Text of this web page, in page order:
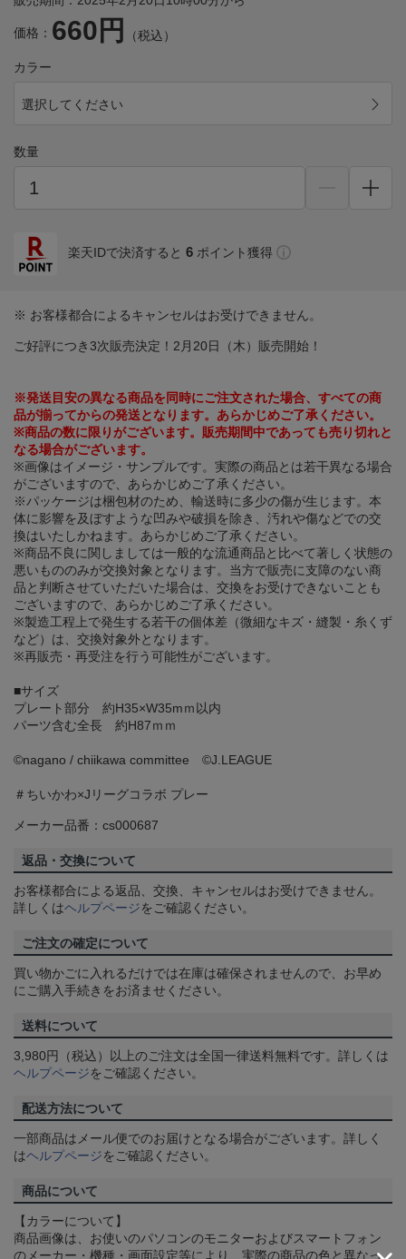
価格： 660円 （税込）
カラー
選択してください
数量
楽天IDで決済すると 6 ポイント獲得
※ お客様都合によるキャンセルはお受けできません。
ご好評につき3次販売決定！2月20日（木）販売開始！
※発送目安の異なる商品を同時にご注文された場合、すべての商
品が揃ってからの発送となります。あらかじめご了承ください。
※商品の数に限りがございます。販売期間中であっても売り切れと
なる場合がございます。
※画像はイメージ・サンプルです。実際の商品とは若干異なる場合
がございますので、あらかじめご了承ください。
※パッケージは梱包材のため、輸送時に多少の傷が生じます。本
体に影響を及ぼすような凹みや破損を除き、汚れや傷などでの交
換はいたしかねます。あらかじめご了承ください。
※商品不良に関しましては一般的な流通商品と比べて著しく状態の
悪いもののみが交換対象となります。当方で販売に支障のない商
品と判断させていただいた場合は、交換をお受けできないことも
ございますので、あらかじめご了承ください。
※製造工程上で発生する若干の個体差（微細なキズ・縫製・糸くず
など）は、交換対象外となります。
※再販売・再受注を行う可能性がございます。
■サイズ
プレート部分 約H35×W35mｍ以内
パーツ含む全長 約H87ｍｍ
©️nagano / chiikawa committee ©J.LEAGUE
＃ちいかわ×Jリーグコラボ プレー
メーカー品番：cs000687
返品・交換について
お客様都合による返品、交換、キャンセルはお受けできません。
詳しくはヘルプページをご確認ください。
ご注文の確定について
買い物かごに入れるだけでは在庫は確保されませんので、お早め
にご購入手続きをお済ませください。
送料について
3,980円（税込）以上のご注文は全国一律送料無料です。詳しくは
ヘルプページをご確認ください。
配送方法について
一部商品はメール便でのお届けとなる場合がございます。詳しく
はヘルプページをご確認ください。
商品について
【カラーについて】
商品画像は、お使いのパソコンのモニターおよびスマートフォン
のメーカー・機種・画面設定等により、実際の商品の色と異なっ